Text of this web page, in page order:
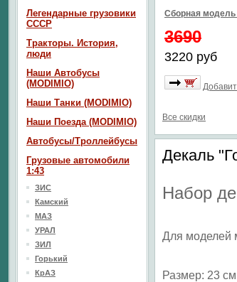
Сборная
3690
3220 руб
Все скидки
Декаль
Набор
Для моделей
Размер: 23 см
Легендарные грузовики
СССР
Тракторы. История,
люди
Наши Автобусы
(MODIMIO)
Наши Танки (MODIMIO)
Наши Поезда (MODIMIO)
Автобусы/Троллейбусы
Грузовые автомобили
1:43
ЗИС
Камский
МАЗ
УРАЛ
ЗИЛ
Горький
КрАЗ